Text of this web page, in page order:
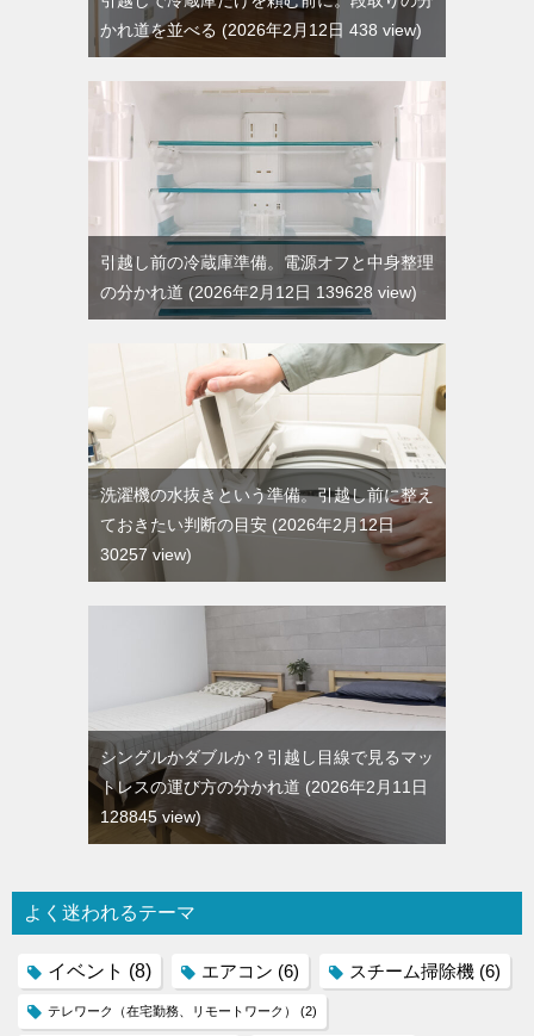
かれ道を並べる
2026年2月12日 438 view
引越し前の冷蔵庫準備。電源オフと中身整理
の分かれ道
2026年2月12日 139628 view
洗濯機の水抜きという準備。引越し前に整え
ておきたい判断の目安
2026年2月12日
30257 view
シングルかダブルか？引越し目線で見るマッ
トレスの運び方の分かれ道
2026年2月11日
128845 view
よく迷われるテーマ
イベント (8) エアコン (6) スチーム掃除機 (6)
テレワーク（在宅勤務、リモートワーク） (2)